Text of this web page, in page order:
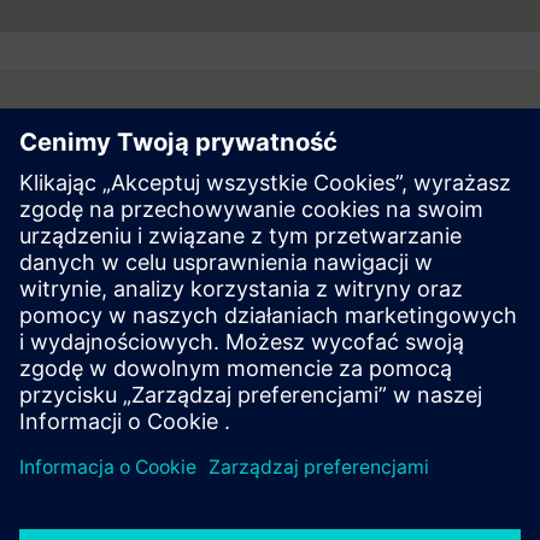
Follow
Hakutulokset | Yhtiö | Siemens
© Siemens 1996 – 2026
Corporate Information
Privacy Policy
Cookie Policy